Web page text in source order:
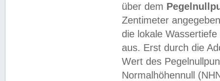
über dem
Zentimeter
die lokale
aus. Erst durch die
Wert des
Normalhöhennull